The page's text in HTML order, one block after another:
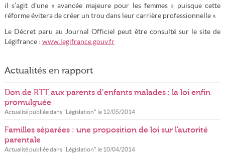
il s’agit d’une « avancée majeure pour les femmes » puisque cette
réforme évitera de créer un trou dans leur carrière professionnelle ».
Le Décret paru au Journal Officiel peut être consulté sur le site de
Légifrance : www.legifrance.gouv.fr
Actualités en rapport
Don de RTT aux parents d’enfants malades ; la loi enfin
promulguée
Actualité publiée dans "Législation" le 12/05/2014
Familles séparées : une proposition de loi sur l'autorité
parentale
Actualité publiée dans "Législation" le 10/04/2014